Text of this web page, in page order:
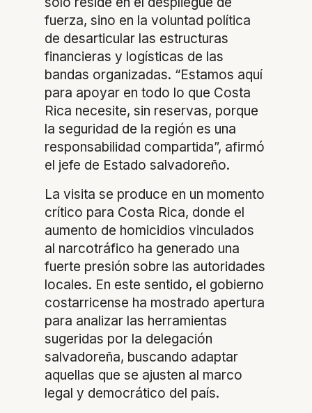
fuerza, sino en la voluntad política
de desarticular las estructuras
financieras y logísticas de las
bandas organizadas. “Estamos aquí
para apoyar en todo lo que Costa
Rica necesite, sin reservas, porque
la seguridad de la región es una
responsabilidad compartida”, afirmó
el jefe de Estado salvadoreño.
La visita se produce en un momento
crítico para Costa Rica, donde el
aumento de homicidios vinculados
al narcotráfico ha generado una
fuerte presión sobre las autoridades
locales. En este sentido, el gobierno
costarricense ha mostrado apertura
para analizar las herramientas
sugeridas por la delegación
salvadoreña, buscando adaptar
aquellas que se ajusten al marco
legal y democrático del país.